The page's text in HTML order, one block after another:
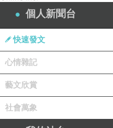
春藥
很讚的分享~~~
http://www.yyj.tw/
個人新聞台
快速發文
心情雜記
藝文欣賞
社會萬象